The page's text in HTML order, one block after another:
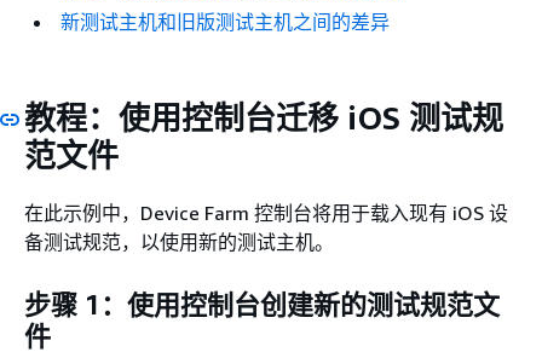
新测试主机和旧版测试主机之间的差异
教程：使用控制台迁移 iOS 测试规
范文件
在此示例中，Device Farm 控制台将用于载入现有 iOS 设
备测试规范，以使用新的测试主机。
步骤 1：使用控制台创建新的测试规范文
件